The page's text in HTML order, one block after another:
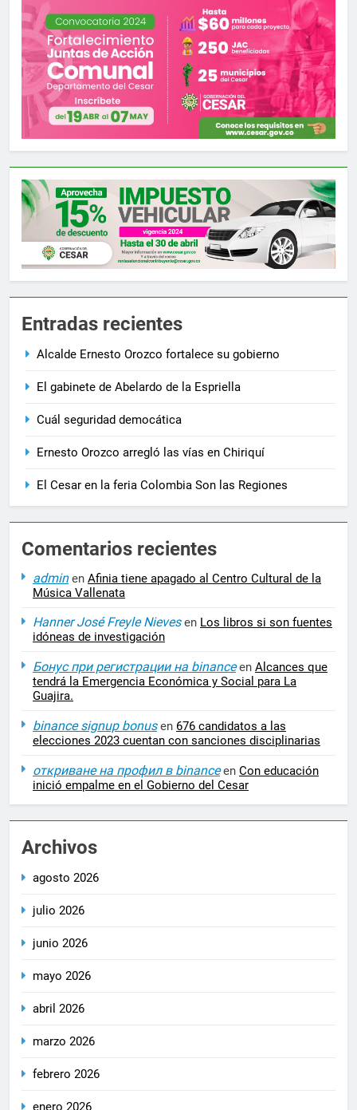
Entradas recientes
Alcalde Ernesto Orozco fortalece su gobierno
El gabinete de Abelardo de la Espriella
Cuál seguridad democática
Ernesto Orozco arregló las vías en Chiriquí
El Cesar en la feria Colombia Son las Regiones
Comentarios recientes
adminen Afinia tiene apagado al Centro Cultural de la
Música Vallenata
Hanner José Freyle Nievesen Los libros si son fuentes
idóneas de investigación
Бонус при регистрации на binanceen Alcances que
tendrá la Emergencia Económica y Social para La
Guajira.
binance signup bonusen 676 candidatos a las
elecciones 2023 cuentan con sanciones disciplinarias
откриване на профил в binanceen Con educación
inició empalme en el Gobierno del Cesar
Archivos
agosto 2026
julio 2026
junio 2026
mayo 2026
abril 2026
marzo 2026
febrero 2026
enero 2026